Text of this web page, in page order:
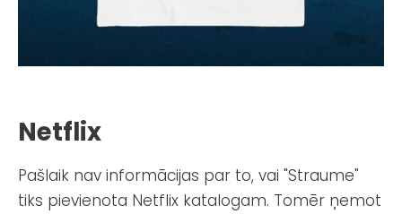
Netflix
Pašlaik nav informācijas par to, vai "Straume"
tiks pievienota Netflix katalogam. Tomēr ņemot